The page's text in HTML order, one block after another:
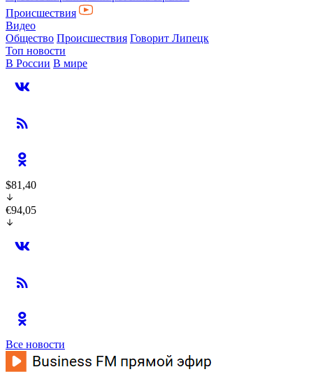
Происшествия
Видео
Общество Происшествия Говорит Липецк
Топ новости
В России В мире
$81,40
€94,05
Все новости